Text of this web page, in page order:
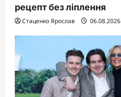
рецепт без ліплення
Стаценко Ярослав 06.08.2026